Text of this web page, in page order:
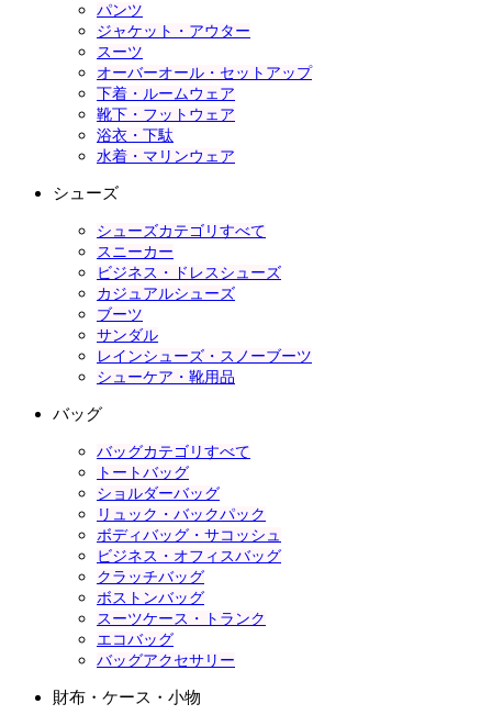
パンツ
ジャケット・アウター
スーツ
オーバーオール・セットアップ
下着・ルームウェア
靴下・フットウェア
浴衣・下駄
水着・マリンウェア
シューズ
シューズカテゴリすべて
スニーカー
ビジネス・ドレスシューズ
カジュアルシューズ
ブーツ
サンダル
レインシューズ・スノーブーツ
シューケア・靴用品
バッグ
バッグカテゴリすべて
トートバッグ
ショルダーバッグ
リュック・バックパック
ボディバッグ・サコッシュ
ビジネス・オフィスバッグ
クラッチバッグ
ボストンバッグ
スーツケース・トランク
エコバッグ
バッグアクセサリー
財布・ケース・小物